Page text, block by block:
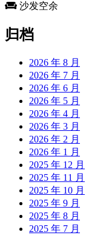
沙发空余
归档
2026 年 8 月
2026 年 7 月
2026 年 6 月
2026 年 5 月
2026 年 4 月
2026 年 3 月
2026 年 2 月
2026 年 1 月
2025 年 12 月
2025 年 11 月
2025 年 10 月
2025 年 9 月
2025 年 8 月
2025 年 7 月